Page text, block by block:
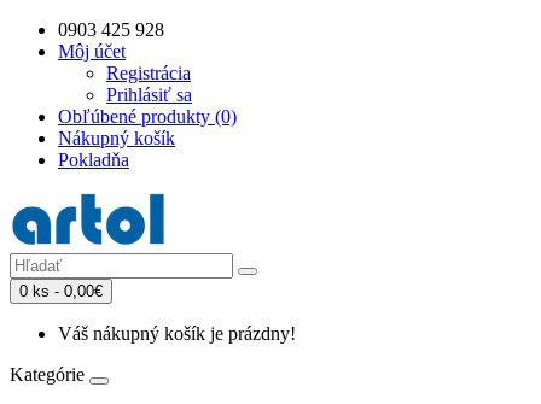
0903 425 928
Môj účet
Registrácia
Prihlásiť sa
Obľúbené produkty (0)
Nákupný košík
Pokladňa
0 ks - 0,00€
Váš nákupný košík je prázdny!
Kategórie